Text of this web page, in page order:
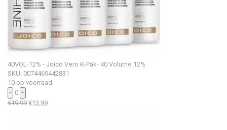
40VOL-12% - Joico Vero K-Pak- 40 Volume 12%
SKU: 0074469442831
10 op voorraad
− 0 +
€19.99 Oorspronkelijke
€13.99Huidige